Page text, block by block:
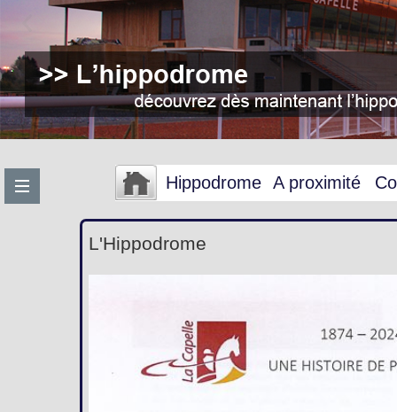
Hippodrome A proximité
L'Hippodrome